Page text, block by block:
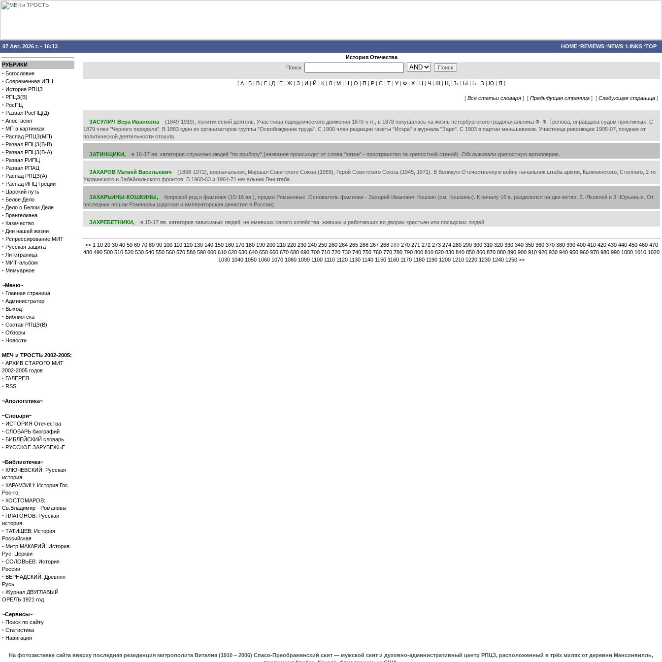
07 Авг, 2026 г. - 16:13 HOME::REVIEWS::NEWS::LINKS::TOP
РУБРИКИ
· Богословие
· Современная ИПЦ
· История РПЦЗ
· РПЦЗ(В)
· РосПЦ
· Развал РосПЦ(Д)
· Апостасия
· МП в картинках
· Распад РПЦЗ(МП)
· Развал РПЦЗ(В-В)
· Развал РПЦЗ(В-А)
· Развал РИПЦ
· Развал РПАЦ
· Распад РПЦЗ(А)
· Распад ИПЦ Греции
· Царский путь
· Белое Дело
· Дело о Белом Деле
· Врангелиана
· Казачество
· Дни нашей жизни
· Репрессирование МИТ
· Русская защита
· Литстраница
· МИТ-альбом
· Мемуарное
~Меню~
· Главная страница
· Администратор
· Выход
· Библиотека
· Состав РПЦЗ(В)
· Обзоры
· Новости
МЕЧ и ТРОСТЬ 2002-2005:
· АРХИВ СТАРОГО МИТ
2002-2005 годов
· ГАЛЕРЕЯ
· RSS
~Апологетика~
~Словари~
· ИСТОРИЯ Отечества
· СЛОВАРЬ биографий
· БИБЛЕЙСКИЙ словарь
· РУССКОЕ ЗАРУБЕЖЬЕ
~Библиотечка~
· КЛЮЧЕВСКИЙ: Русская
история
· КАРАМЗИН: История Гос.
Рос-го
· КОСТОМАРОВ:
Св.Владимир - Романовы
· ПЛАТОНОВ: Русская
история
· ТАТИЩЕВ: История
Российская
· Митр.МАКАРИЙ: История
Рус. Церкви
· СОЛОВЬЕВ: История
России
· ВЕРНАДСКИЙ: Древняя
Русь
· Журнал ДВУГЛАВЫЙ
ОРЕЛЪ 1921 год
~Сервисы~
· Поиск по сайту
· Статистика
· Навигация
История Отечества
Поиск
[ А | Б | В | Г | Д | Е | Ж | З | И | Й | К | Л | М | Н | О | П | Р | С | Т | У | Ф | Х | Ц | Ч | Ш | Щ | Ъ | Ы | Ь | Э | Ю | Я ]
[ Все статьи словаря ] [ Предыдущая страница ] [ Следующая страница ]
ЗАСУЛИЧ Вера Ивановна (1849-1919), политический деятель. Участница народнического движения 1870-х гг., в 1878 покушалась на жизнь петербургского градоначальника Ф. Ф. Трепова, оправдана судом присяжных. С
1879 член "Черного передела". В 1883 один из организаторов группы "Освобождение труда". С 1900 член редакции газеты "Искра" и журнала "Заря". С 1903 в партии меньшевиков. Участница революции 1905-07, позднее от
политической деятельности отошла.
ЗАТИНЩИКИ, в 16-17 вв. категория служилых людей "по прибору" (название происходит от слова "затин" - пространство за крепостной стеной). Обслуживали крепостную артиллерию.
ЗАХАРОВ Матвей Васильевич (1898-1972), военачальник, Маршал Советского Союза (1959), Герой Советского Союза (1945, 1971). В Великую Отечественную войну начальник штаба армии, Калининского, Степного, 2-го
Украинского и Забайкальского фронтов. В 1960-63 и 1964-71 начальник Генштаба.
ЗАХАРЬИНЫ-КОШКИНЫ, боярской род и фамилия (15-16 вв.), предки Романовых. Основатель фамилии - Захарий Иванович Кошкин (см. Кошкины). К началу 16 в. разделился на две ветви: З.-Яковлей и 3.-Юрьевых. От
последних пошли Романовы (царская и императорская династия в России).
ЗАХРЕБЕТНИКИ, в 15-17 вв. категория зависимых людей, не имевших своего хозяйства, живших и работавших во дворах крестьян или посадских людей.
<< 1 10 20 30 40 50 60 70 80 90 100 110 120 130 140 150 160 170 180 190 200 210 220 230 240 250 260 264 265 266 267 268269 270 271 272 273 274 280 290 300 310 320 330 340 350 360 370 380 390 400 410 420 430 440 450 460 470
480 490 500 510 520 530 540 550 560 570 580 590 600 610 620 630 640 650 660 670 680 690 700 710 720 730 740 750 760 770 780 790 800 810 820 830 840 850 860 870 880 890 900 910 920 930 940 950 960 970 980 990 1000 1010 1020
1030 1040 1050 1060 1070 1080 1090 1100 1110 1120 1130 1140 1150 1160 1170 1180 1190 1200 1210 1220 1230 1240 1250 >>
На фотозаставке сайта вверху последняя резиденция митрополита Виталия (1910 – 2006) Спасо-Преображенский скит — мужской скит и духовно-административный центр РПЦЗ, расположенный в трёх милях от деревни Мансонвилль,